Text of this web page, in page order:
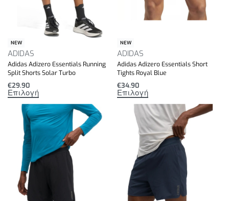
NEW
ADIDAS
Adidas Adizero Essentials Running
Split Shorts Solar Turbo
€29.90
Επιλογή
NEW
ADIDAS
Adidas Adizero Essentials Short
Tights Royal Blue
€34.90
Επιλογή